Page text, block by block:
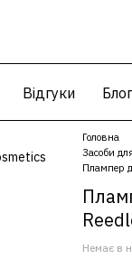
Відгуки Блог
Головна
Засоби
Плампер
Немає в